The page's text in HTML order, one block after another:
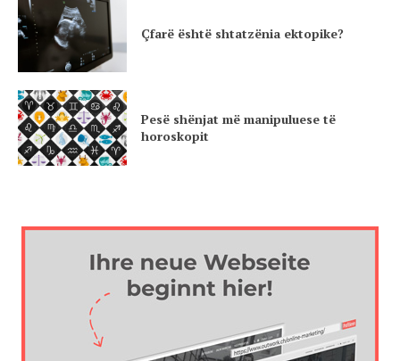
Çfarë është shtatzënia ektopike?
Pesë shënjat më manipuluese të
horoskopit